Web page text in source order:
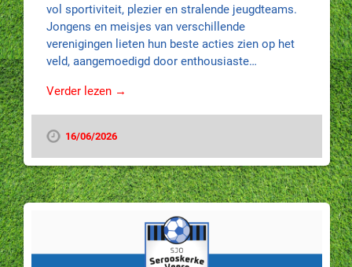
vol sportiviteit, plezier en stralende jeugdteams.
Jongens en meisjes van verschillende
verenigingen lieten hun beste acties zien op het
veld, aangemoedigd door enthousiaste…
Verder lezen →
16/06/2026